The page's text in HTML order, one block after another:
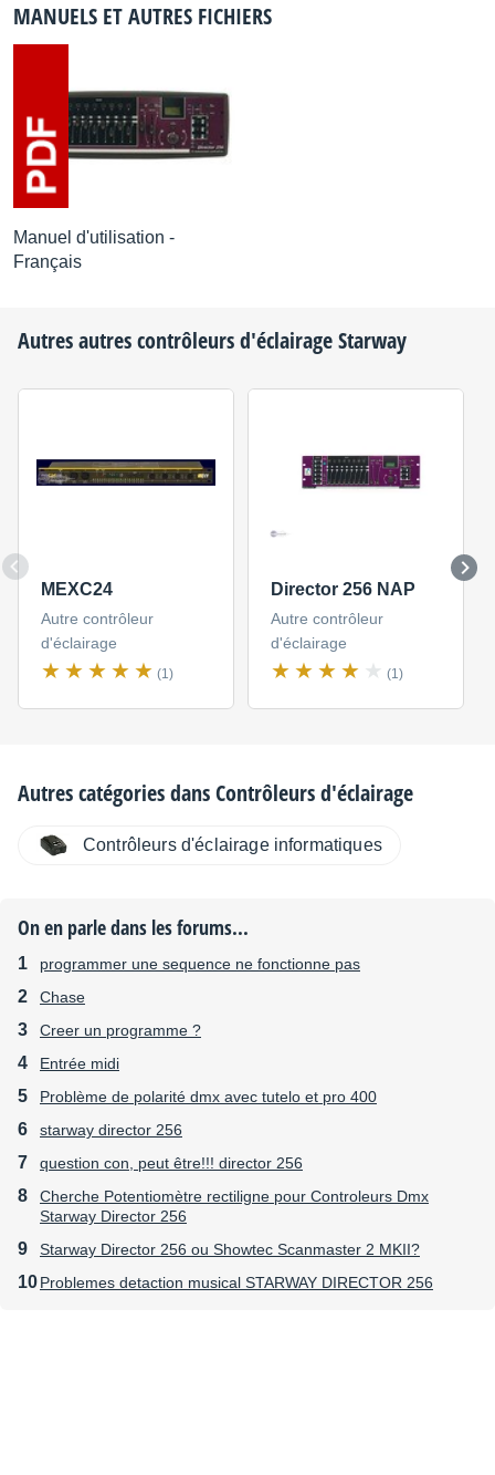
MANUELS ET AUTRES FICHIERS
Manuel d'utilisation -
Français
Autres autres contrôleurs d'éclairageStarway
MEXC24
Autre contrôleur
d'éclairage
(1)
Director 256 NAP
Autre contrôleur
d'éclairage
(1)
Autres catégories dansContrôleurs d'éclairage
Contrôleurs d'éclairage informatiques
On en parle dans les forums...
programmer une sequence ne fonctionne pas
Chase
Creer un programme ?
Entrée midi
Problème de polarité dmx avec tutelo et pro 400
starway director 256
question con, peut être!!! director 256
Cherche Potentiomètre rectiligne pour Controleurs Dmx
Starway Director 256
Starway Director 256 ou Showtec Scanmaster 2 MKII?
Problemes detaction musical STARWAY DIRECTOR 256